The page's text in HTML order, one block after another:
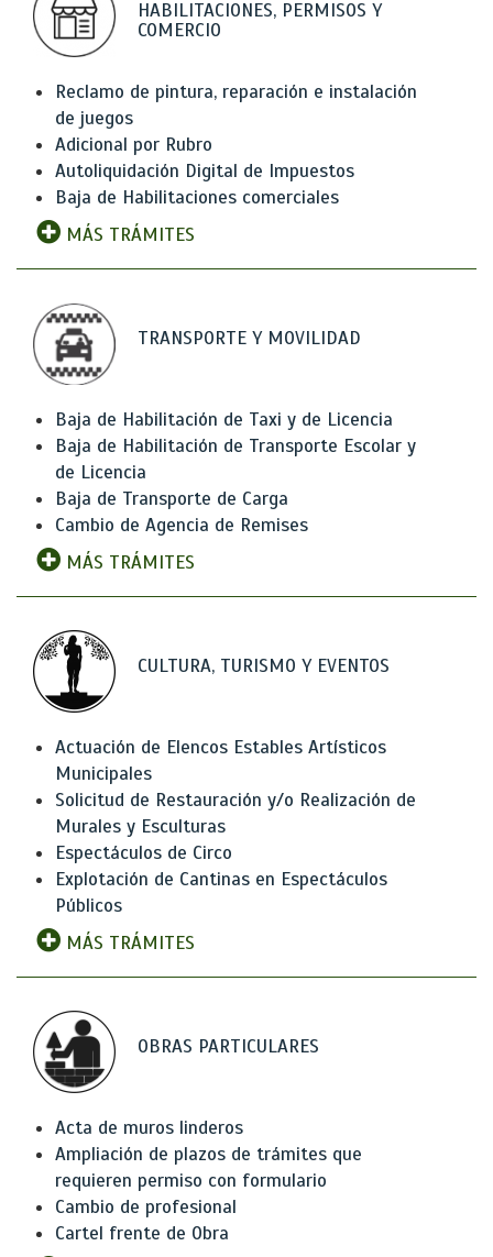
HABILITACIONES, PERMISOS Y
COMERCIO
Reclamo de pintura, reparación e instalación
de juegos
Adicional por Rubro
Autoliquidación Digital de Impuestos
Baja de Habilitaciones comerciales
MÁS TRÁMITES
TRANSPORTE Y MOVILIDAD
Baja de Habilitación de Taxi y de Licencia
Baja de Habilitación de Transporte Escolar y
de Licencia
Baja de Transporte de Carga
Cambio de Agencia de Remises
MÁS TRÁMITES
CULTURA, TURISMO Y EVENTOS
Actuación de Elencos Estables Artísticos
Municipales
Solicitud de Restauración y/o Realización de
Murales y Esculturas
Espectáculos de Circo
Explotación de Cantinas en Espectáculos
Públicos
MÁS TRÁMITES
OBRAS PARTICULARES
Acta de muros linderos
Ampliación de plazos de trámites que
requieren permiso con formulario
Cambio de profesional
Cartel frente de Obra